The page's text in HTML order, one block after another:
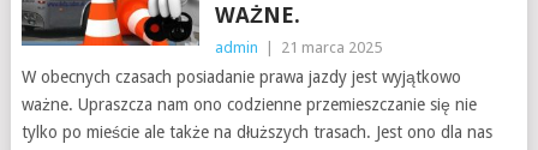
WAŻNE.
admin 21 marca 2025
W obecnych czasach posiadanie prawa jazdy jest wyjątkowo
ważne. Upraszcza nam ono codzienne przemieszczanie się nie
tylko po mieście ale także na dłuższych trasach. Jest ono dla nas